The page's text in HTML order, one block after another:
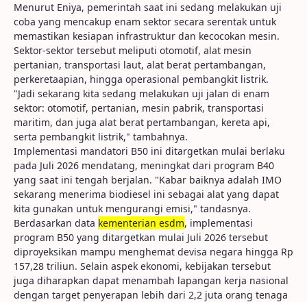
Menurut Eniya, pemerintah saat ini sedang melakukan uji
coba yang mencakup enam sektor secara serentak untuk
memastikan kesiapan infrastruktur dan kecocokan mesin.
Sektor-sektor tersebut meliputi otomotif, alat mesin
pertanian, transportasi laut, alat berat pertambangan,
perkeretaapian, hingga operasional pembangkit listrik.
"Jadi sekarang kita sedang melakukan uji jalan di enam
sektor: otomotif, pertanian, mesin pabrik, transportasi
maritim, dan juga alat berat pertambangan, kereta api,
serta pembangkit listrik," tambahnya.
Implementasi mandatori B50 ini ditargetkan mulai berlaku
pada Juli 2026 mendatang, meningkat dari program B40
yang saat ini tengah berjalan. "Kabar baiknya adalah IMO
sekarang menerima biodiesel ini sebagai alat yang dapat
kita gunakan untuk mengurangi emisi," tandasnya.
Berdasarkan data kementerian esdm, implementasi
program B50 yang ditargetkan mulai Juli 2026 tersebut
diproyeksikan mampu menghemat devisa negara hingga Rp
157,28 triliun. Selain aspek ekonomi, kebijakan tersebut
juga diharapkan dapat menambah lapangan kerja nasional
dengan target penyerapan lebih dari 2,2 juta orang tenaga